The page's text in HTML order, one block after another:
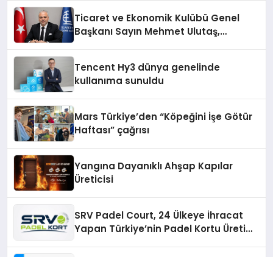
Ticaret ve Ekonomik Kulübü Genel
Başkanı Sayın Mehmet Ulutaş,
Tencent Hy3 dünya genelinde
kullanıma sunuldu
Mars Türkiye’den “Köpeğini İşe Götür
Haftası” çağrısı
Yangına Dayanıklı Ahşap Kapılar
Üreticisi
SRV Padel Court, 24 Ülkeye İhracat
Yapan Türkiye’nin Padel Kortu Üretim